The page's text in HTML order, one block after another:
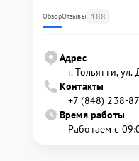
ОбзорОтзывы 188
Адрес
г. Тольятти,
Контакты
+7 (848) 238-
Время работы
Работаем с